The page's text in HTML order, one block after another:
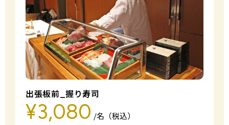
出張板前_握り寿司
¥3,080 /名（税込）